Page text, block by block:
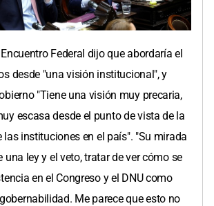
Federal dijo que abordaría el
desde "una visión institucional", y
"Tiene una visión muy precaria,
escasa desde el punto de vista de la
instituciones en el país". "Su mirada
una ley y el veto, tratar de ver cómo se
en el Congreso y el DNU como
Me parece que esto no